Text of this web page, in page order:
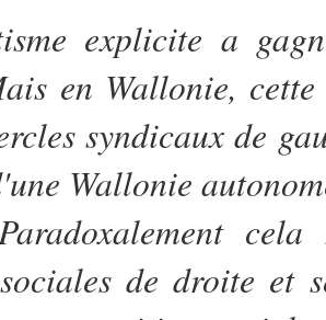
explicite a
en Wallonie,
syndicaux de
Wallonie
de droite et